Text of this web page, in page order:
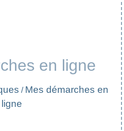
en ligne
/ Mes démarches en
ligne